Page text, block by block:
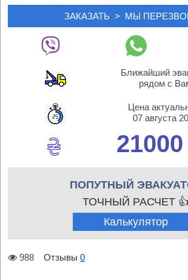
Ближайший
рядом с
Цена
07 августа
21000
ПОПУТНЫЙ
ТОЧНЫЙ РАСЧЕТ 👍
Калькулятор
988 Отзывы 0